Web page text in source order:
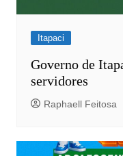
Itapaci
Governo de
servidores
Raphaell Feitosa